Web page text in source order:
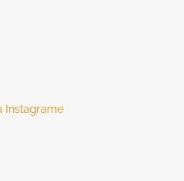
Instagrame